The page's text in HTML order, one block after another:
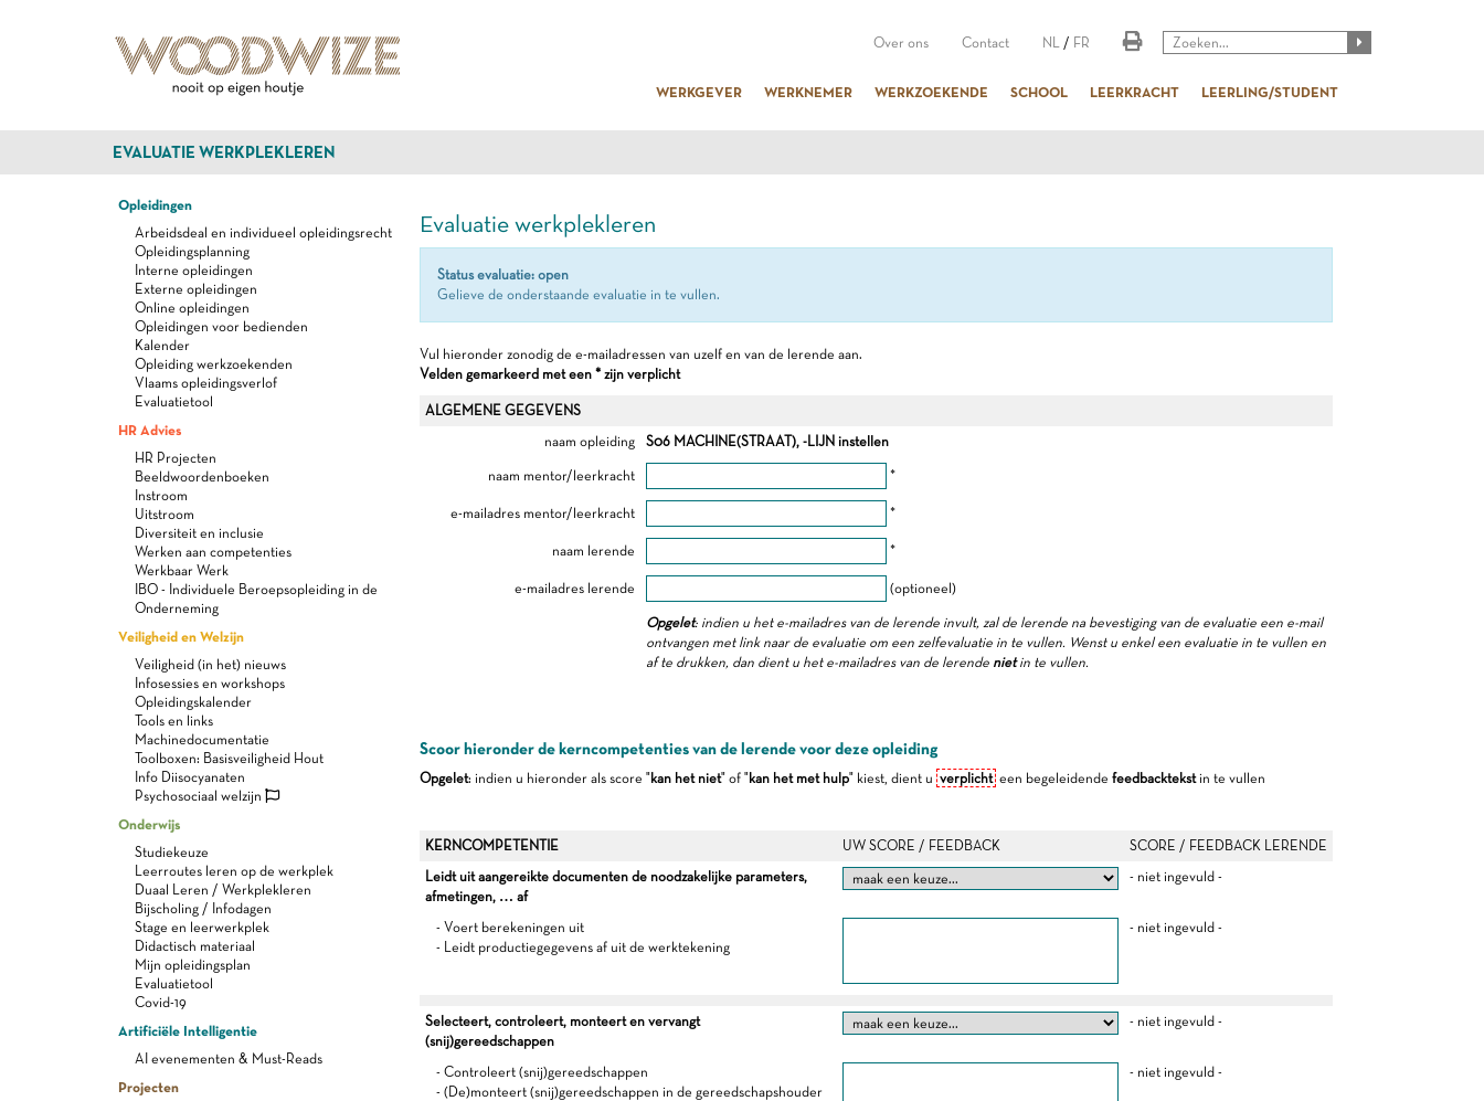
Over ons Contact NL / FR
WERKGEVER WERKNEMER WERKZOEKENDE SCHOOL LEERKRACHT LEERLING/STUDENT
EVALUATIE WERKPLEKLEREN
Opleidingen
Arbeidsdeal en individueel opleidingsrecht
Opleidingsplanning
Interne opleidingen
Externe opleidingen
Online opleidingen
Opleidingen voor bedienden
Kalender
Opleiding werkzoekenden
Vlaams opleidingsverlof
Evaluatietool
HR Advies
HR Projecten
Beeldwoordenboeken
Instroom
Uitstroom
Diversiteit en inclusie
Werken aan competenties
Werkbaar Werk
IBO - Individuele Beroepsopleiding in de
Onderneming
Veiligheid en Welzijn
Veiligheid (in het) nieuws
Infosessies en workshops
Opleidingskalender
Tools en links
Machinedocumentatie
Toolboxen: Basisveiligheid Hout
Info Diisocyanaten
Psychosociaal welzijn
Onderwijs
Studiekeuze
Leerroutes leren op de werkplek
Duaal Leren / Werkplekleren
Bijscholing / Infodagen
Stage en leerwerkplek
Didactisch materiaal
Mijn opleidingsplan
Evaluatietool
Covid-19
Artificiële Intelligentie
AI evenementen & Must-Reads
Projecten
Evaluatie werkplekleren
Status evaluatie: open
Gelieve de onderstaande evaluatie in te vullen.
Vul hieronder zonodig de e-mailadressen van uzelf en van de lerende aan.
Velden gemarkeerd met een * zijn verplicht
ALGEMENE GEGEVENS
naam opleiding
S06 MACHINE(STRAAT), -LIJN instellen
naam mentor/leerkracht *
e-mailadres mentor/leerkracht *
naam lerende *
e-mailadres lerende (optioneel)
Opgelet: indien u het e-mailadres van de lerende invult, zal de lerende na bevestiging van de evaluatie een e-mail
ontvangen met link naar de evaluatie om een zelfevaluatie in te vullen. Wenst u enkel een evaluatie in te vullen en
af te drukken, dan dient u het e-mailadres van de lerende nietin te vullen.
Scoor hieronder de kerncompetenties van de lerende voor deze opleiding
Opgelet: indien u hieronder als score "kan het niet" of "kan het met hulp" kiest, dient u verplichteen begeleidende feedbacktekstin te vullen
KERNCOMPETENTIE UW SCORE / FEEDBACK
SCORE / FEEDBACK LERENDE
Leidt uit aangereikte documenten de noodzakelijke parameters,
afmetingen, … af
- niet ingevuld -
- Voert berekeningen uit
- Leidt productiegegevens af uit de werktekening
- niet ingevuld -
Selecteert, controleert, monteert en vervangt
(snij)gereedschappen
- niet ingevuld -
- Controleert (snij)gereedschappen
- (De)monteert (snij)gereedschappen in de gereedschapshouder
- niet ingevuld -